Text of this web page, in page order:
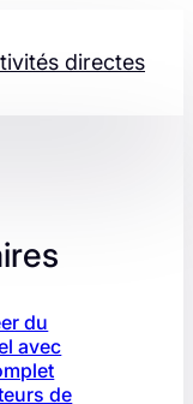
directes
du
avec
de